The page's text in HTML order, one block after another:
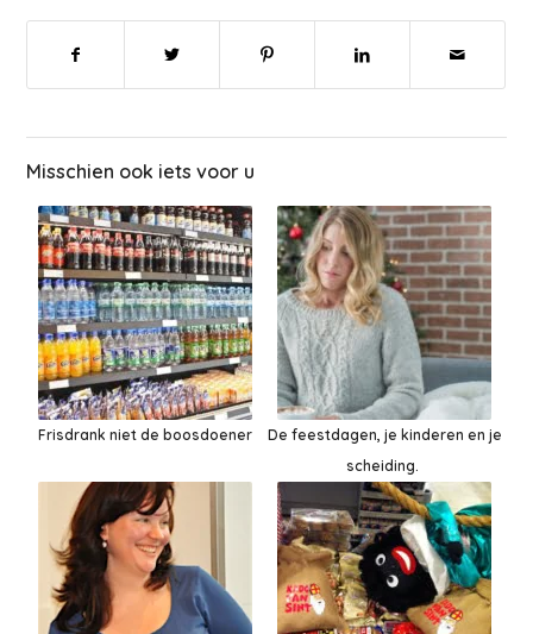
Misschien ook iets voor u
Frisdrank niet de boosdoener
De feestdagen, je kinderen en je
scheiding.